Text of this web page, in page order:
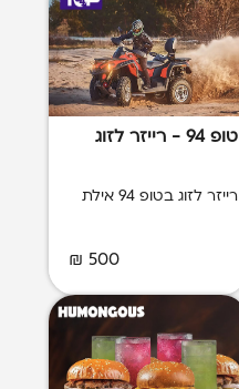
טופ 94 - רייזר לזוג
רייזר לזוג בטופ 94 אילת
500 ₪